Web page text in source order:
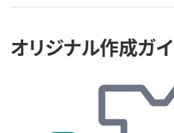
オリジナル作成ガ